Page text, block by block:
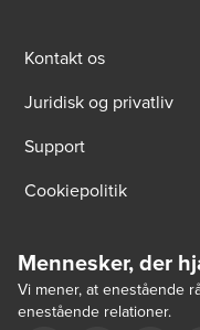
Kontakt os
Juridisk og privatliv
Support
Cookiepolitik
Mennesker, der
Vi mener, at enestående
enestående relationer.